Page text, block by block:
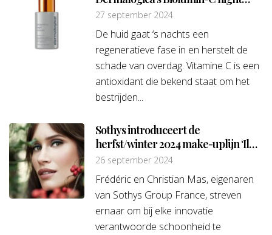
restore
27 september 2024
De huid gaat ‘s nachts een
regeneratieve fase in en herstelt de
schade van overdag. Vitamine C is een
antioxidant die bekend staat om het
bestrijden...
Sothys introduceert de
herfst/winter 2024 make-uplijn ‘Il
était une fois aux Jardins Sothys’
26 september 2024
Frédéric en Christian Mas, eigenaren
van Sothys Group France, streven
ernaar om bij elke innovatie
verantwoorde schoonheid te